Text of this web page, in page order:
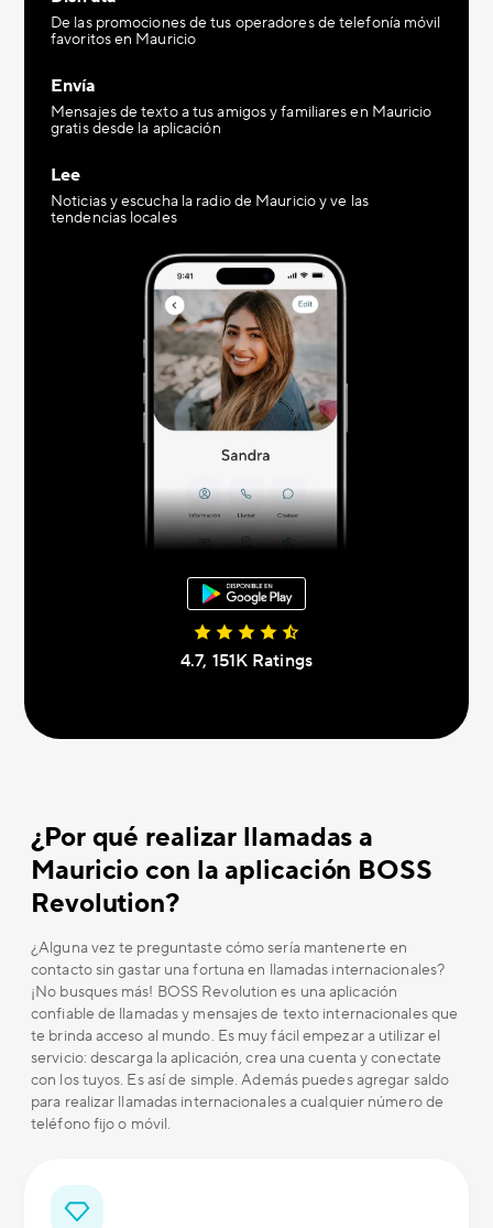
De las promociones de tus operadores de telefonía móvil
favoritos en Mauricio
Envía
Mensajes de texto a tus amigos y familiares en Mauricio
gratis desde la aplicación
Lee
Noticias y escucha la radio de Mauricio y ve las
tendencias locales
4.7, 151K Ratings
¿Por qué realizar llamadas a
Mauricio con la aplicación BOSS
Revolution?
¿Alguna vez te preguntaste cómo sería mantenerte en
contacto sin gastar una fortuna en llamadas internacionales?
¡No busques más! BOSS Revolution es una aplicación
confiable de llamadas y mensajes de texto internacionales que
te brinda acceso al mundo. Es muy fácil empezar a utilizar el
servicio: descarga la aplicación, crea una cuenta y conectate
con los tuyos. Es así de simple. Además puedes agregar saldo
para realizar llamadas internacionales a cualquier número de
teléfono fijo o móvil.